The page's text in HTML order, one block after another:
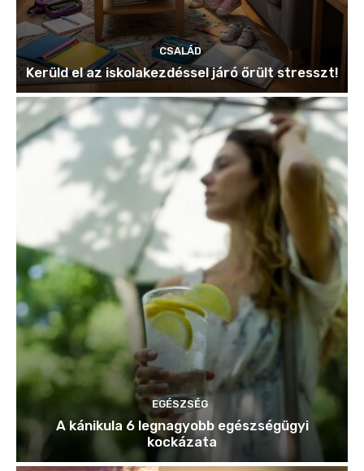
CSALÁD
Kerüld el az iskolakezdéssel járó őrült stresszt!
EGÉSZSÉG
A kánikula 6 legnagyobb egészségügyi
kockázata